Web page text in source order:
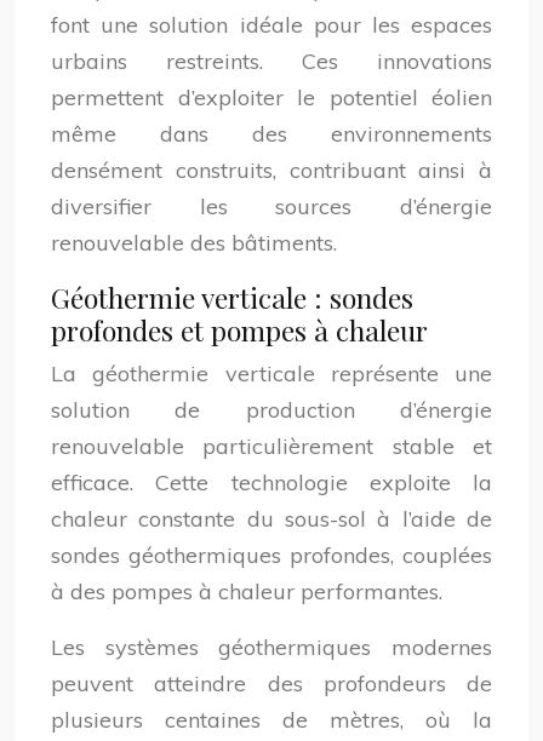
font une solution idéale pour les espaces
urbains restreints. Ces innovations
permettent d’exploiter le potentiel éolien
même dans des environnements
densément construits, contribuant ainsi à
diversifier les sources d’énergie
renouvelable des bâtiments.
Géothermie verticale : sondes
profondes et pompes à chaleur
La géothermie verticale représente une
solution de production d’énergie
renouvelable particulièrement stable et
efficace. Cette technologie exploite la
chaleur constante du sous-sol à l’aide de
sondes géothermiques profondes, couplées
à des pompes à chaleur performantes.
Les systèmes géothermiques modernes
peuvent atteindre des profondeurs de
plusieurs centaines de mètres, où la